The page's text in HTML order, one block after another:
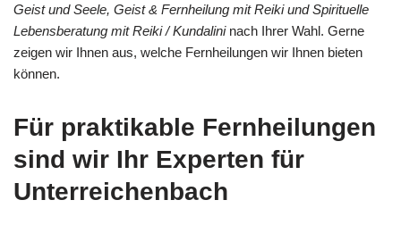
Geist und Seele, Geist & Fernheilung mit Reiki und Spirituelle
Lebensberatung mit Reiki / Kundalininach Ihrer Wahl. Gerne
zeigen wir Ihnen aus, welche Fernheilungen wir Ihnen bieten
können.
Für praktikable Fernheilungen
sind wir Ihr Experten für
Unterreichenbach